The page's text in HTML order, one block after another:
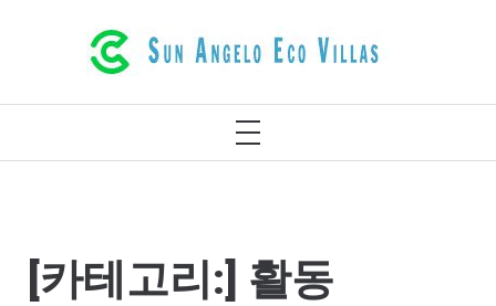
로
너
레팀노 크레타 그리스의 고급스러운 에코
빌라
기
본
메
[카테고리:] 활동